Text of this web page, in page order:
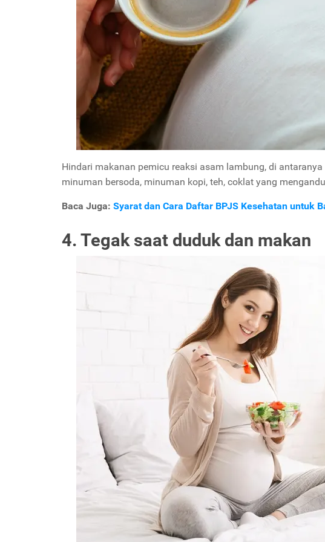
Hindari makanan pemicu reaksi asam lambung, di
minuman bersoda, minuman kopi, teh, coklat yang
Baca Juga: Syarat dan Cara Daftar BPJS Kesehatan untuk
4. Tegak saat duduk dan makan